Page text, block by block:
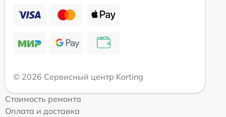
© 2026 Сервисный центр Korting
Стоимость ремонта
Оплата и доставка